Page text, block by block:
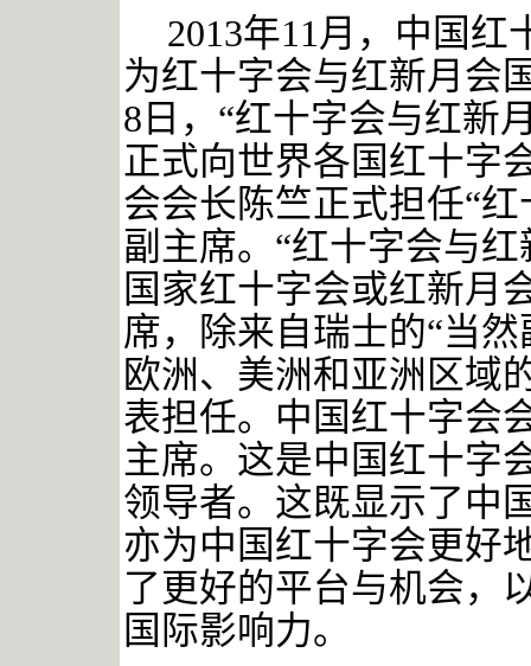
2013年11月，中国
为红十字会与红新月会
8日，“红十字会与红新
正式向世界各国红十字
会会长陈竺正式担任“
副主席。“红十字会与
国家红十字会或红新月
席，除来自瑞士的“当
欧洲、美洲和亚洲区域
表担任。中国红十字会
主席。 这是中国红十字
领导者。这既显示了中
亦为中国红十字会更好
了更好的平台与机会，
国际影响力。